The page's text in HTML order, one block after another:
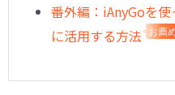
番外編：iAnyGoを
に活用する方法
お薦